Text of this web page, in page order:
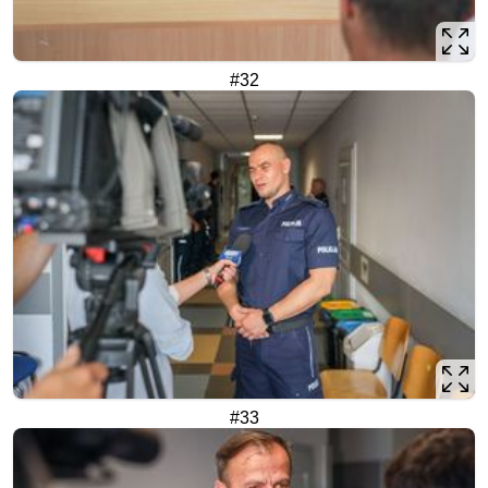
#32
#33